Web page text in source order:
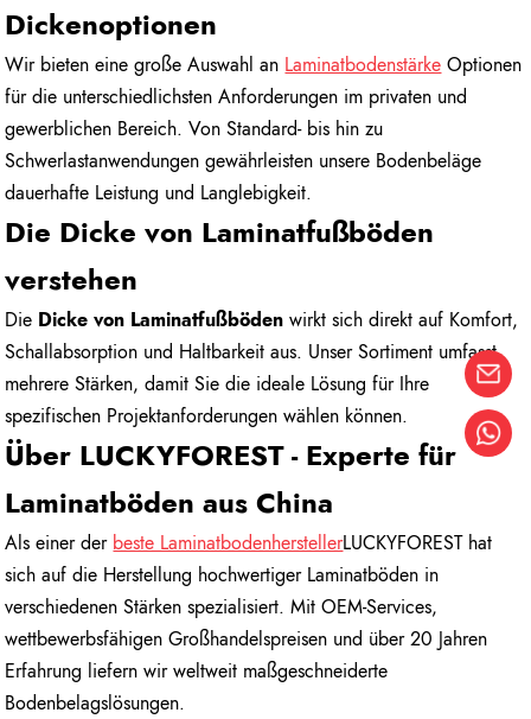
Dickenoptionen
Wir bieten eine große Auswahl an Laminatbodenstärke Optionen
für die unterschiedlichsten Anforderungen im privaten und
gewerblichen Bereich. Von Standard- bis hin zu
Schwerlastanwendungen gewährleisten unsere Bodenbeläge
dauerhafte Leistung und Langlebigkeit.
Die Dicke von Laminatfußböden
verstehen
Die Dicke von Laminatfußböden wirkt sich direkt auf Komfort,
Schallabsorption und Haltbarkeit aus. Unser Sortiment umfasst
mehrere Stärken, damit Sie die ideale Lösung für Ihre
spezifischen Projektanforderungen wählen können.
Über LUCKYFOREST - Experte für
Laminatböden aus China
Als einer der beste LaminatbodenherstellerLUCKYFOREST hat
sich auf die Herstellung hochwertiger Laminatböden in
verschiedenen Stärken spezialisiert. Mit OEM-Services,
wettbewerbsfähigen Großhandelspreisen und über 20 Jahren
Erfahrung liefern wir weltweit maßgeschneiderte
Bodenbelagslösungen.